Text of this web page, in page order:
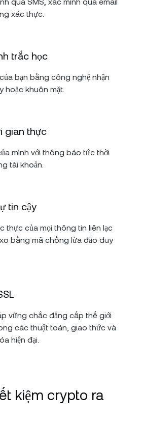
qua SMS, xác minh qua email
xác thực.
trắc học
bạn bằng công nghệ nhận
hoặc khuôn mặt.
gian thực
mình với thông báo tức thời
tài khoản.
tin cậy
thực của mọi thông tin liên lạc
bằng mã chống lừa đảo duy
vững chắc đẳng cấp thế giới
các thuật toán, giao thức và
hiện đại.
kiệm crypto ra